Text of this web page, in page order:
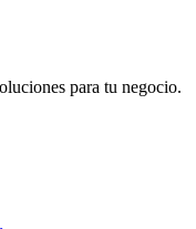
para tu negocio.